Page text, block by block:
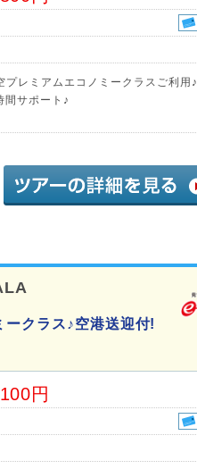
レミアムエコノミークラスご利用♪
間サポート♪
ークラス♪空港送迎付!
円